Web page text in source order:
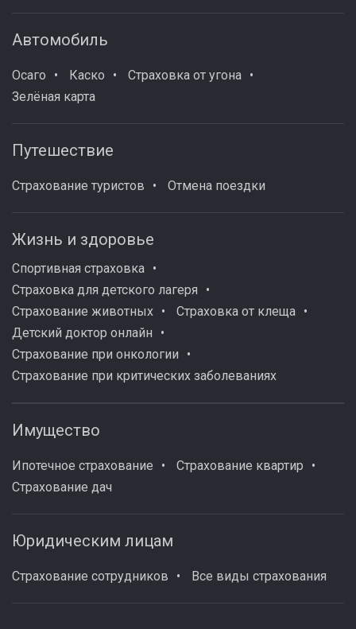
Автомобиль
Осаго Каско
Страховка от угона
Зелёная карта
Путешествие
Страхование туристов Отмена поездки
Жизнь и здоровье
Спортивная страховка
Страховка для детского лагеря
Страхование животных
Страховка от клеща
Детский доктор онлайн
Страхование при онкологии
Страхование при критических заболеваниях
Имущество
Ипотечное страхование
Страхование квартир
Страхование дач
Юридическим лицам
Страхование сотрудников Все виды страхования